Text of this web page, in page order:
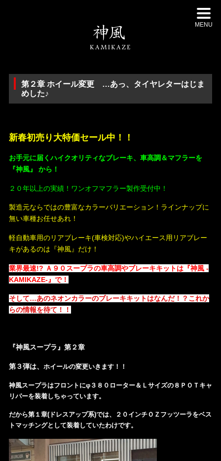
MENU
第２章 ホイール変更 …あっ、タイヤレターはじま
めした♪
新春初売り大特価セール中！！
お手元に届くハイクオリティなブレーキ、車高調＆マフラーを
『神風』 から！
２０年以上の実績！ワンオフマフラー製作受付中！
製造元ならではの豊富なカラーバリエーション！ラインナップに
無い車種お任せあれ！
軽自動車用のリアブレーキ(車検対応)やハイエース用リアブレー
キがあるのは『神風』だけ！
業界最速!? Ａ９０スープラの車高調やブレーキキットは『神風 -
KAMIKAZE-』で！
そして…あのネオンカラーのブレーキキットはなんだ！？これか
らの情報を待て！！
『神風スープラ』第２章
第３弾は、 ホイールの変更いきます！！
神風スープラはフロントにφ３８０ローター＆Ｌサイズの８ＰＯＴキャ
リパーを装着しちゃっています。
だから第１章(ドレスアップ系)では、２０インチＯＺフッツーラをベス
トマッチングとして装着していたわけです。